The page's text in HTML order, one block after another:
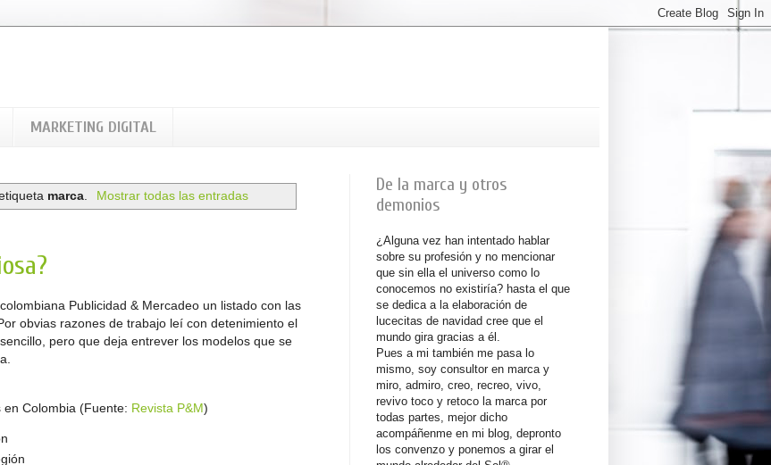
MARKETING DIGITAL
marca Mostrar todas las entradas
Publicidad & Mercadeo un listado con las
obvias razones de trabajo leí con detenimiento el
pero que deja entrever los modelos que se
Colombia (Fuente: Revista P&M)
De la marca y otros
demonios
¿Alguna vez han intentado hablar
sobre su profesión y no mencionar
que sin ella el universo como lo
conocemos no existiría? hasta el que
se dedica a la elaboración de
lucecitas de navidad cree que el
mundo gira gracias a él.
Pues a mi también me pasa lo
mismo, soy consultor en marca y
miro, admiro, creo, recreo, vivo,
revivo toco y retoco la marca por
todas partes, mejor dicho
acompáñenme en mi blog, depronto
los convenzo y ponemos a girar el